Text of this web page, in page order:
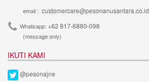
email : customercare@pesonanusantara.co.id
Whatsapp: +62 817-6880-098
(message only)
IKUTI KAMI
@pesonajne